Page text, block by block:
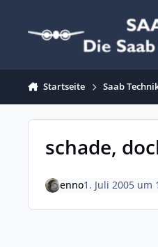
Startseite Saab
schade,
enno1. Juli 2005 um